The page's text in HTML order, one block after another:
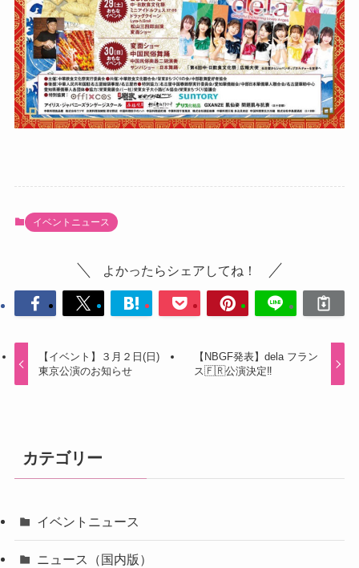
イベントニュース
よかったらシェアしてね！
【イベント】３月２日(日)
東京公演のお知らせ
【NBGF発表】dela フラン
ス🇫🇷公演決定‼️
カテゴリー
イベントニュース
ニュース（国内版）